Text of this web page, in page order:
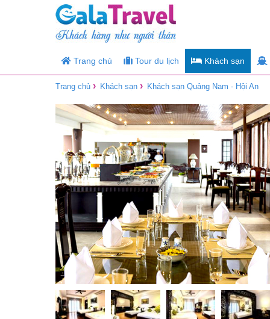
Trang chủ Tour du lịch Khách sạn
Trang chủ › Khách sạn › Khách sạn Quảng Nam - Hội An